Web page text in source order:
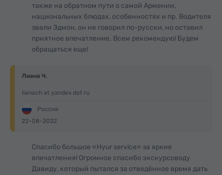
также на обратном пути о самой Армении,
национальных блюдах, особенностях и пр. Водителя
звали Эдмон, он не говорил по-русски, но оставил
приятное впечатление. Всем рекомендую! Будем
обращаться еще!
Лиана Ч.
lianach at yandex dot ru
Россия
22-08-2022
Спасибо большое «Hyur service» за яркие
впечатления! Огромное спасибо экскурсоводу
Давиду, который пытался за отведённое время дать